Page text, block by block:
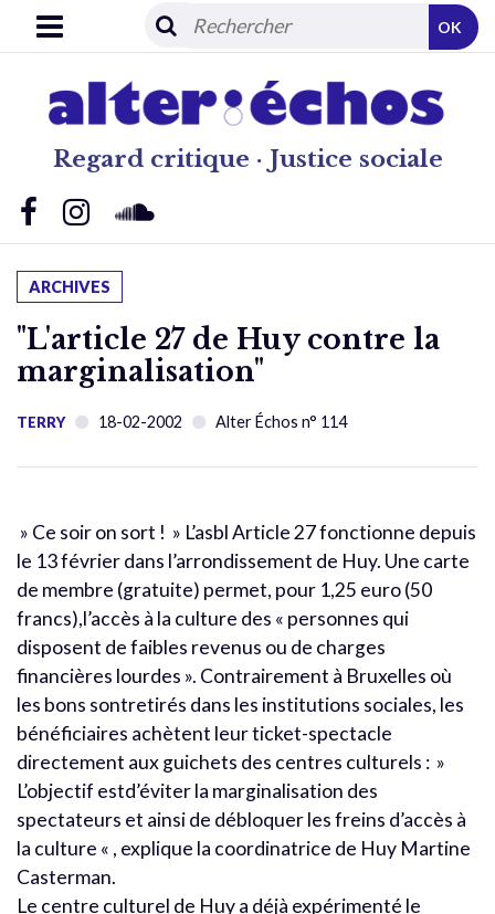
Regard critique · Justice sociale
OK
ARCHIVES
"L'article 27 de Huy contre la
marginalisation"
TERRY 18-02-2002 Alter Échos n° 114
» Ce soir on sort ! » L’asbl Article 27 fonctionne depuis
le 13 février dans l’arrondissement de Huy. Une carte
de membre (gratuite) permet, pour 1,25 euro (50
francs),l’accès à la culture des « personnes qui
disposent de faibles revenus ou de charges
financières lourdes ». Contrairement à Bruxelles où
les bons sontretirés dans les institutions sociales, les
bénéficiaires achètent leur ticket-spectacle
directement aux guichets des centres culturels : »
L’objectif estd’éviter la marginalisation des
spectateurs et ainsi de débloquer les freins d’accès à
la culture « , explique la coordinatrice de Huy Martine
Casterman.
Le centre culturel de Huy a déjà expérimenté le